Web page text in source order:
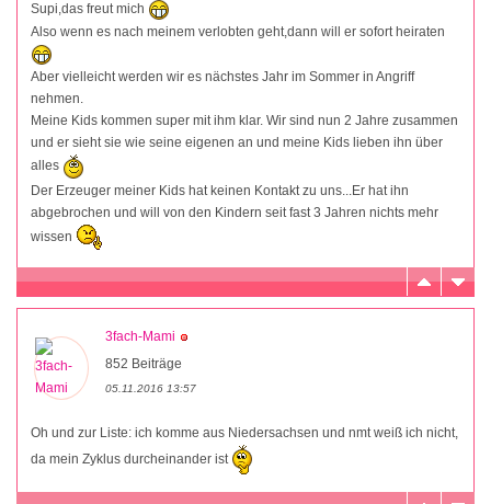
Supi,das freut mich
Also wenn es nach meinem verlobten geht,dann will er sofort heiraten
Aber vielleicht werden wir es nächstes Jahr im Sommer in Angriff
nehmen.
Meine Kids kommen super mit ihm klar. Wir sind nun 2 Jahre zusammen
und er sieht sie wie seine eigenen an und meine Kids lieben ihn über
alles
Der Erzeuger meiner Kids hat keinen Kontakt zu uns...Er hat ihn
abgebrochen und will von den Kindern seit fast 3 Jahren nichts mehr
wissen
3fach-Mami
852 Beiträge
05.11.2016 13:57
Oh und zur Liste: ich komme aus Niedersachsen und nmt weiß ich nicht,
da mein Zyklus durcheinander ist